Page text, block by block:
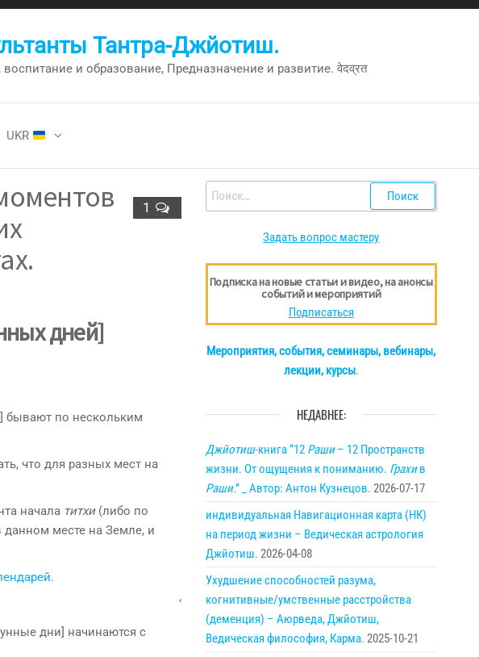
Тантра-Джйотиш.
и образование, Предназначение и развитие. वेदव्रत
UKR
1
дней]
бывают по нескольким
что для разных мест на
начала титхи(либо по
месте на Земле, и
.
‘
дни] начинаются с
Найти:
Задать вопрос мастеру
Подписка на новые статьи и видео, на анонсы
событий и мероприятий
Подписаться
Мероприятия, события, семинары, вебинары,
лекции, курсы.
НЕДАВНЕЕ:
Джйотиш-книга “12 Раши– 12 Пространств
жизни. От ощущения к пониманию. Грахив
Раши.” _ Автор: Антон Кузнецов. 2026-07-17
индивидуальная Навигационная карта (НК)
на период жизни – Ведическая астрология
Джйотиш. 2026-04-08
Ухудшение способностей разума,
когнитивные/умственные расстройства
(деменция) – Аюрведа, Джйотиш,
Ведическая философия, Карма. 2025-10-21